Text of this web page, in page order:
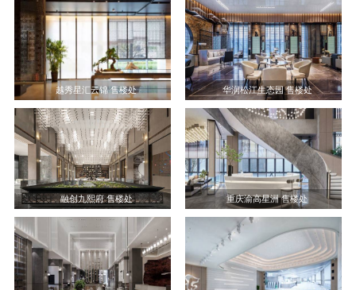
越秀星汇云锦 售楼处 华润松江生态园 售楼处
融创九熙府 售楼处 重庆渝高星洲 售楼处